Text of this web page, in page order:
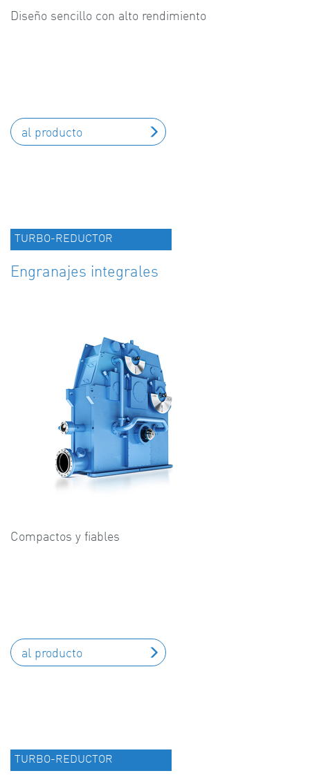
Diseño sencillo con alto rendimiento
al producto
TURBO-REDUCTOR
Engranajes integrales
Compactos y fiables
al producto
TURBO-REDUCTOR